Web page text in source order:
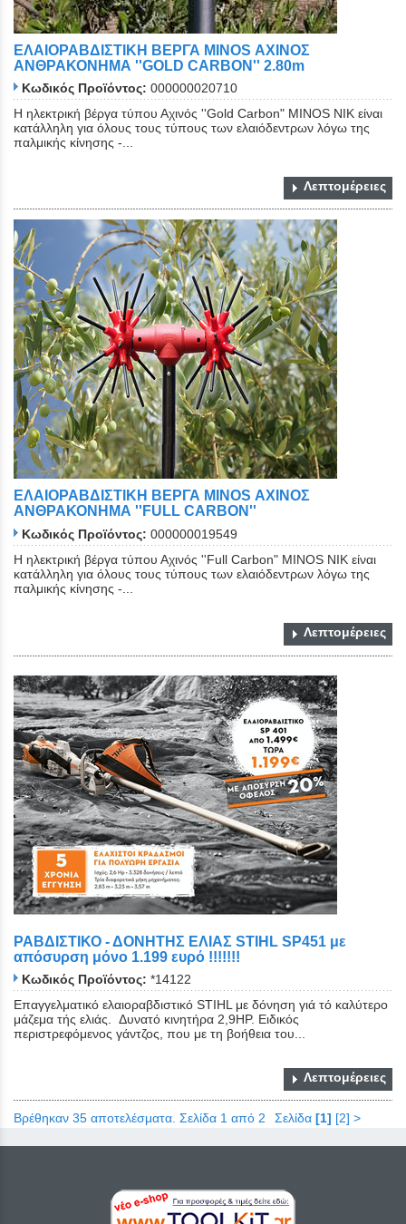
ΕΛΑΙΟΡΑΒΔΙΣΤΙΚΗ ΒΕΡΓΑ MINOS ΑΧΙΝΟΣ
ΑΝΘΡΑΚΟΝΗΜΑ ''GOLD CARBON'' 2.80m
Κωδικός Προϊόντος: 000000020710
Η ηλεκτρική βέργα τύπου Αχινός ''Gold Carbon" ΜΙΝΟS NIK είναι
κατάλληλη για όλους τους τύπους των ελαιόδεντρων λόγω της
παλμικής κίνησης -...
Λεπτομέρειες
ΕΛΑΙΟΡΑΒΔΙΣΤΙΚΗ ΒΕΡΓΑ MINOS ΑΧΙΝΟΣ
ΑΝΘΡΑΚΟΝΗΜΑ ''FULL CARBON''
Κωδικός Προϊόντος: 000000019549
Η ηλεκτρική βέργα τύπου Αχινός ''Full Carbon" ΜΙΝΟS NIK είναι
κατάλληλη για όλους τους τύπους των ελαιόδεντρων λόγω της
παλμικής κίνησης -...
Λεπτομέρειες
ΡΑΒΔΙΣΤΙΚΟ - ΔΟΝΗΤΗΣ ΕΛΙΑΣ STIHL SP451 με
απόσυρση μόνο 1.199 ευρό !!!!!!!
Κωδικός Προϊόντος: *14122
Επαγγελματικό ελαιοραβδιστικό STIHL με δόνηση γιά τό καλύτερο
μάζεμα τής ελιάς. Δυνατό κινητήρα 2,9ΗΡ. Ειδικός
περιστρεφόμενος γάντζος, που με τη βοήθεια του...
Λεπτομέρειες
Βρέθηκαν 35 αποτελέσματα. Σελίδα 1 από 2 Σελίδα [1] [2] >